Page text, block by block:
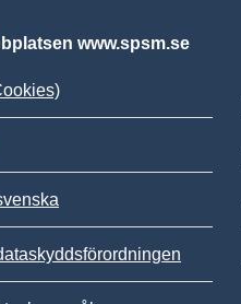
www.spsm.se